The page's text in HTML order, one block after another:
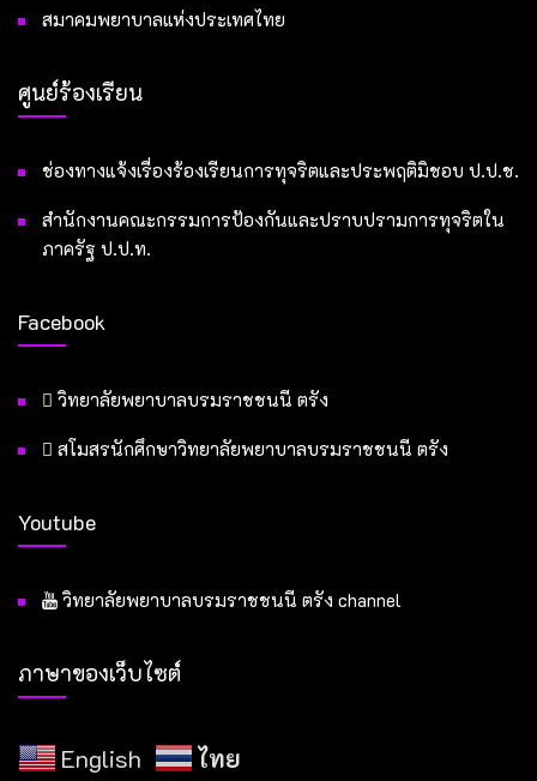
สมาคมพยาบาลแห่งประเทศไทย
ศูนย์ร้องเรียน
ช่องทางแจ้งเรื่องร้องเรียนการทุจริตและประพฤติมิชอบ ป.ป.ช.
สำนักงานคณะกรรมการป้องกันและปราบปรามการทุจริตใน
ภาครัฐ ป.ป.ท.
Facebook
วิทยาลัยพยาบาลบรมราชชนนี ตรัง
สโมสรนักศึกษาวิทยาลัยพยาบาลบรมราชชนนี ตรัง
Youtube
วิทยาลัยพยาบาลบรมราชชนนี ตรัง channel
ภาษาของเว็บไซต์
English ไทย